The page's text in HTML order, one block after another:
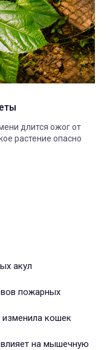
длится ожог от
растение опасно
акул
пожарных
кошек
на мышечную